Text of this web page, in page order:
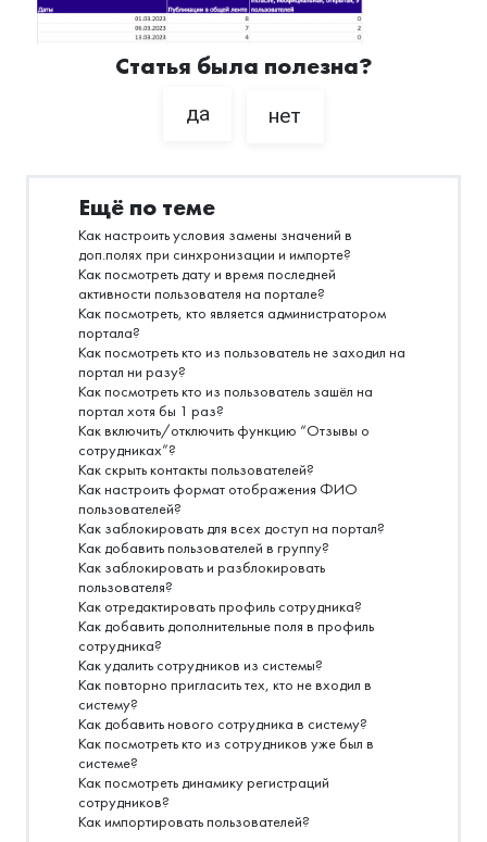
Статья была полезна?
да нет
Ещё по теме
Как настроить условия замены значений в
доп.полях при синхронизации и импорте?
Как посмотреть дату и время последней
активности пользователя на портале?
Как посмотреть, кто является администратором
портала?
Как посмотреть кто из пользователь не заходил на
портал ни разу?
Как посмотреть кто из пользователь зашёл на
портал хотя бы 1 раз?
Как включить/отключить функцию “Отзывы о
сотрудниках”?
Как скрыть контакты пользователей?
Как настроить формат отображения ФИО
пользователей?
Как заблокировать для всех доступ на портал?
Как добавить пользователей в группу?
Как заблокировать и разблокировать
пользователя?
Как отредактировать профиль сотрудника?
Как добавить дополнительные поля в профиль
сотрудника?
Как удалить сотрудников из системы?
Как повторно пригласить тех, кто не входил в
систему?
Как добавить нового сотрудника в систему?
Как посмотреть кто из сотрудников уже был в
системе?
Как посмотреть динамику регистраций
сотрудников?
Как импортировать пользователей?